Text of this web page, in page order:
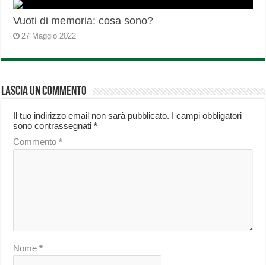
Vuoti di memoria: cosa sono?
27 Maggio 2022
Lascia un commento
Il tuo indirizzo email non sarà pubblicato. I campi obbligatori
sono contrassegnati*
Commento*
Nome*